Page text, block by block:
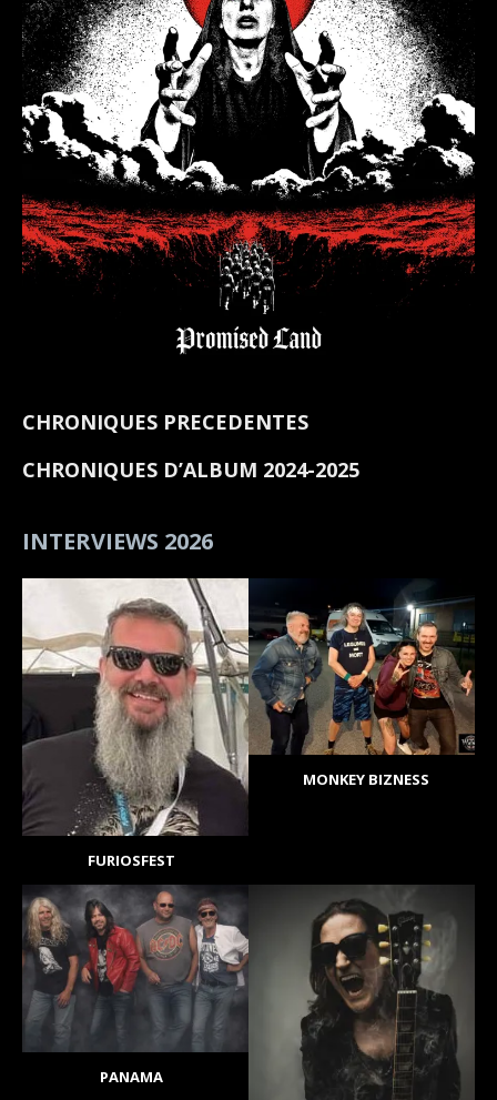
CHRONIQUES PRECEDENTES
CHRONIQUES D’ALBUM 2024-2025
INTERVIEWS 2026
FURIOSFEST
MONKEY BIZNESS
PANAMA